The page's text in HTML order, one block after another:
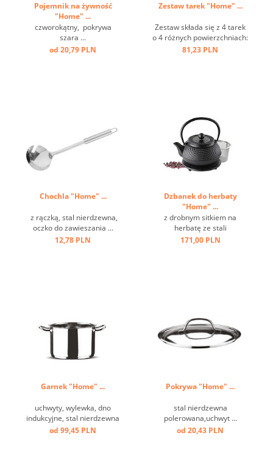
Pojemnik na żywność
"Home" ...
czworokątny, pokrywa
szara ...
od 20,79 PLN
Zestaw tarek "Home" ...
Zestaw składa się z 4 tarek
o 4 różnych powierzchniach:
grubej, średniej, koronowej i
81,23 PLN
Chochla "Home" ...
z rączką, stal nierdzewna,
oczko do zawieszania ...
12,78 PLN
Dzbanek do herbaty
"Home" ...
z drobnym sitkiem na
herbatę ze stali
nierdzewnej,włącznie ze
...
171,00 PLN
Garnek "Home" ...
uchwyty, wylewka, dno
indukcyjne, stal nierdzewna
polerowana ...
od 99,45 PLN
Pokrywa "Home" ...
stal nierdzewna
polerowana,uchwyt ...
od 20,43 PLN